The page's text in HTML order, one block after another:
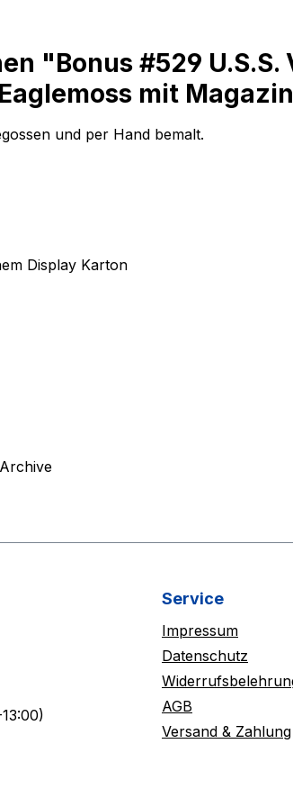
"Bonus #529
mit
und per Hand bemalt.
Display Karton
Service
Impressum
Datenschutz
AGB
Versand & Zahlung